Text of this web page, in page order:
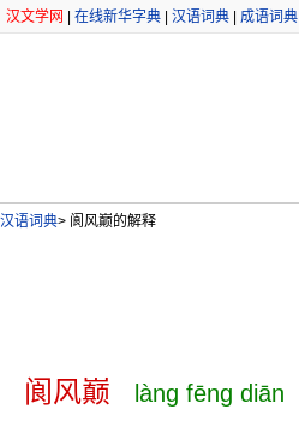
汉文学网 在线新华字典 汉语词典 成语词典
汉语词典> 阆风巅的解释
阆风巅 làng fēng diān